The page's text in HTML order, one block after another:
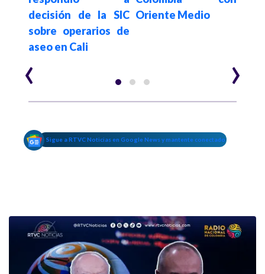
decisión de la SIC
sobre operarios de
aseo en Cali
Oriente Medio
‹ ›
Sigue a RTVC Noticias en Google News y mantente conectado